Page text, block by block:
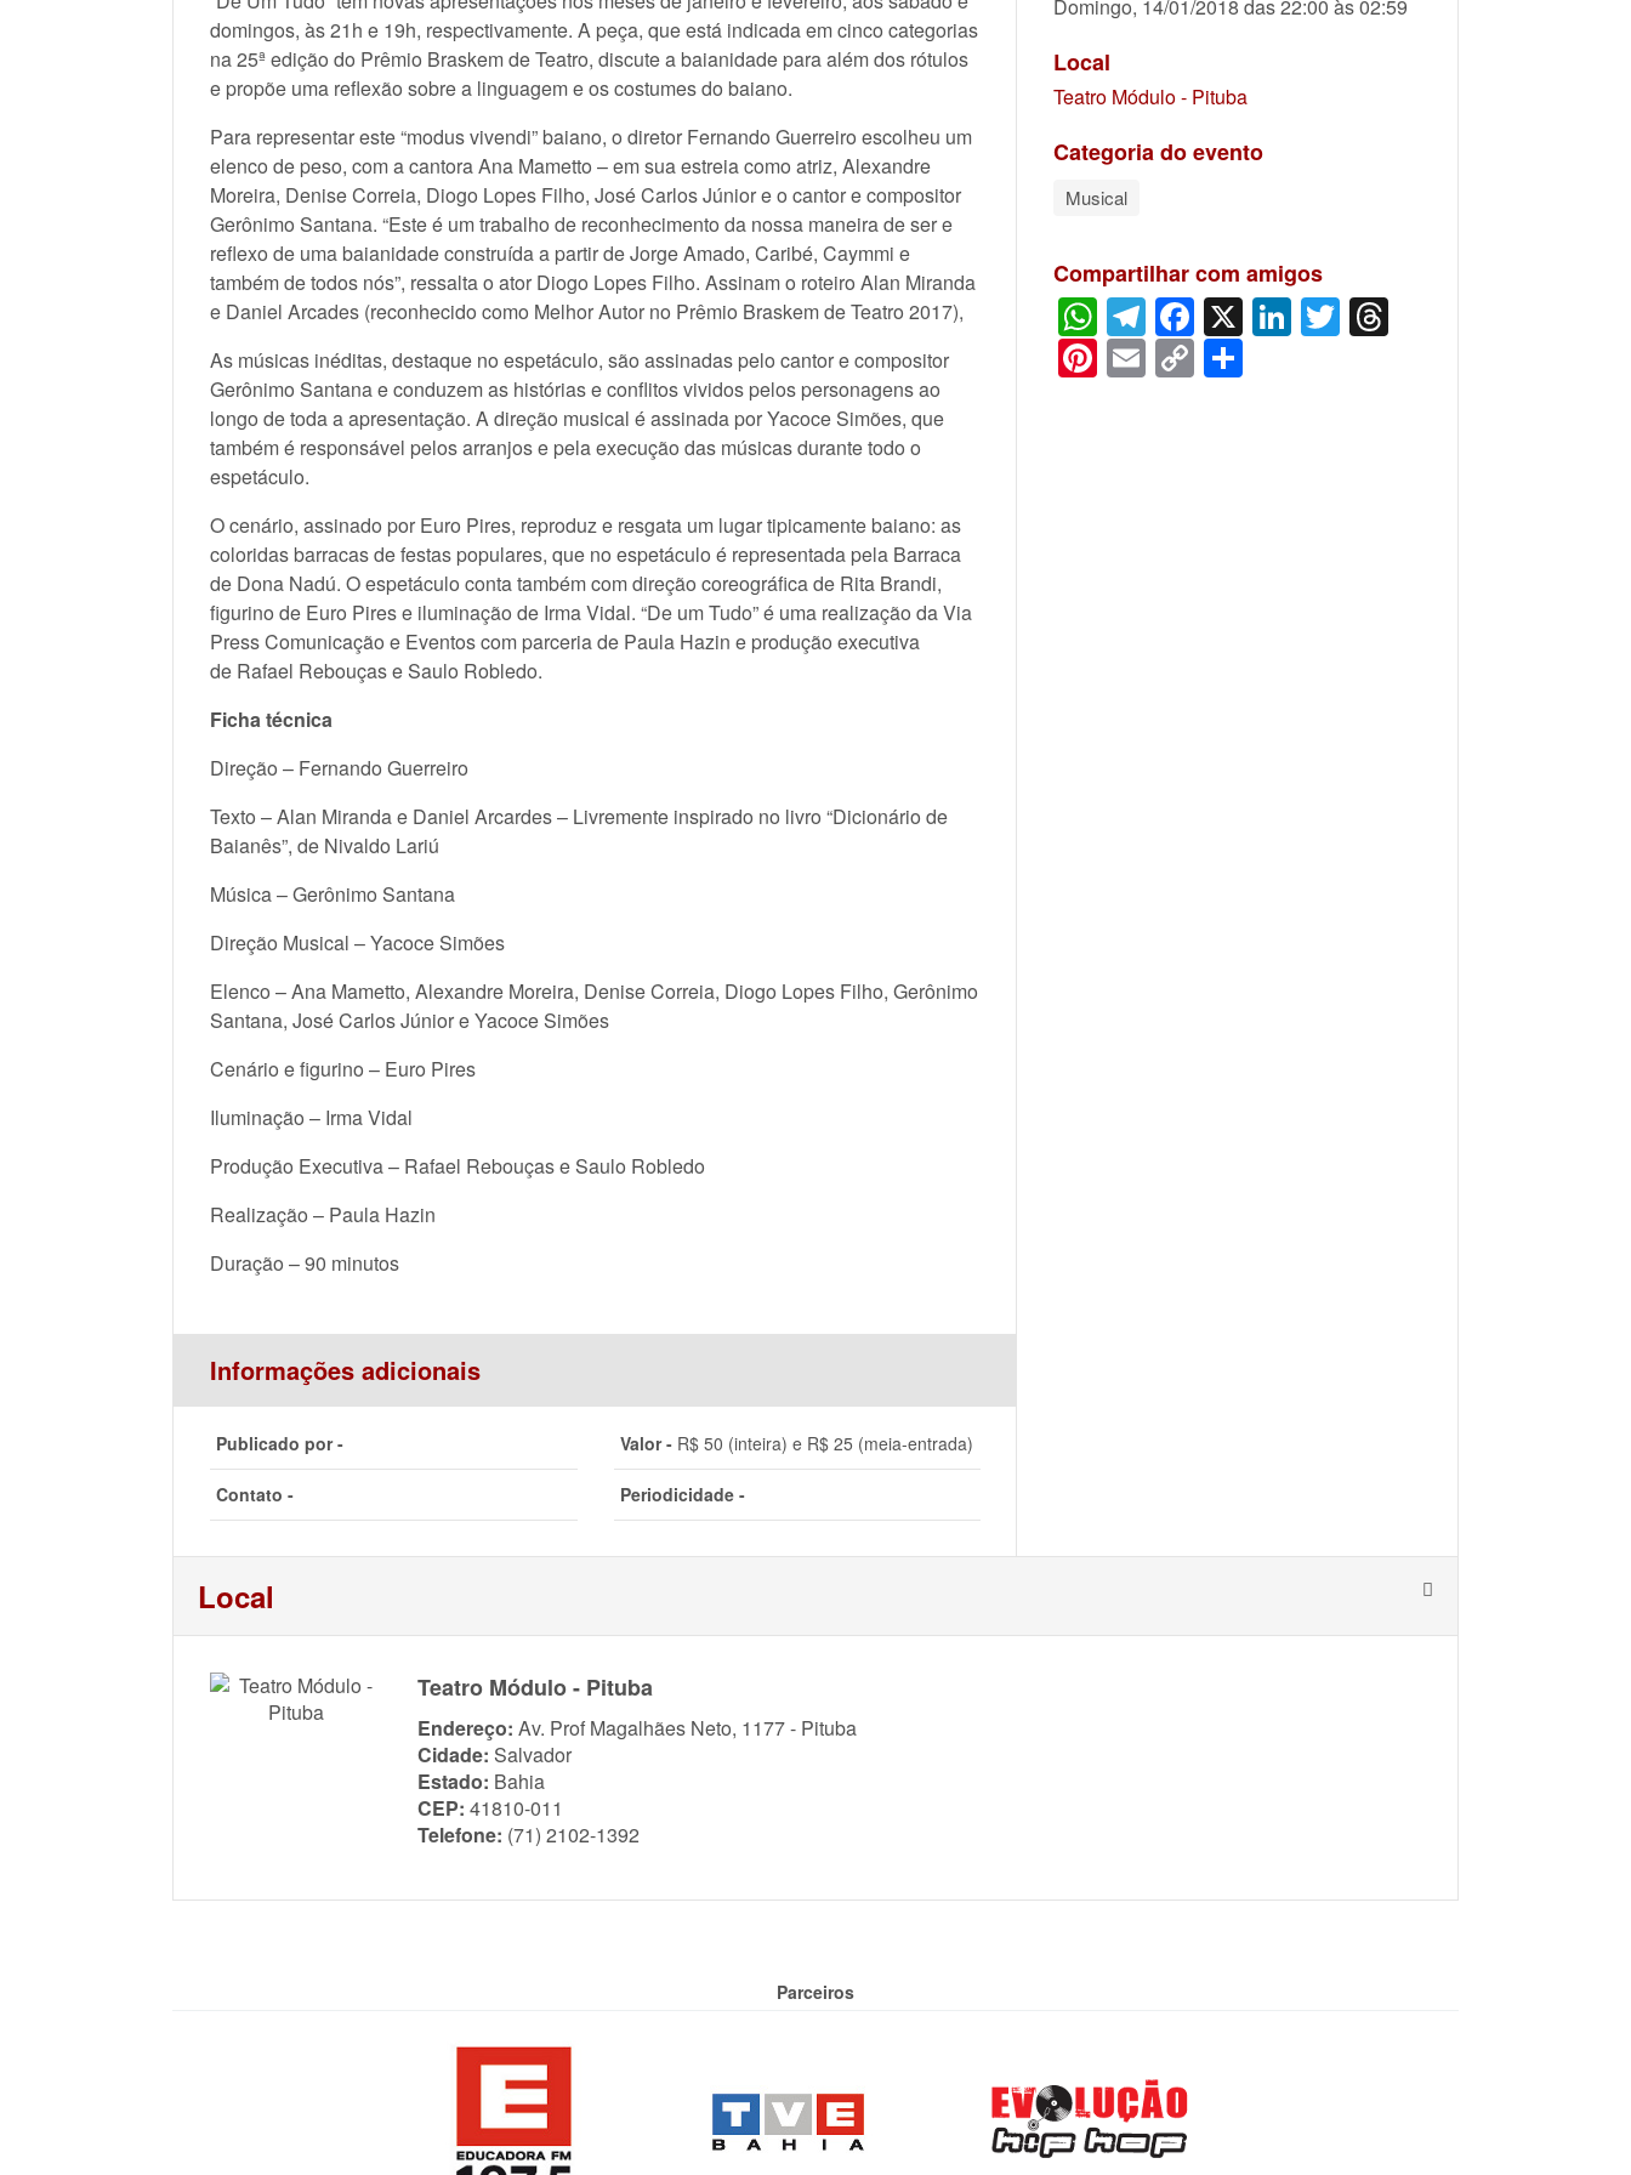
domingos, às 21h e 19h, respectivamente. A peça, que está indicada em cinco categorias
na 25ª edição do Prêmio Braskem de Teatro, discute a baianidade para além dos rótulos
e propõe uma reflexão sobre a linguagem e os costumes do baiano.
Para representar este “modus vivendi” baiano, o diretor Fernando Guerreiro escolheu um
elenco de peso, com a cantora Ana Mametto – em sua estreia como atriz, Alexandre
Moreira, Denise Correia, Diogo Lopes Filho, José Carlos Júnior e o cantor e compositor
Gerônimo Santana. “Este é um trabalho de reconhecimento da nossa maneira de ser e
reflexo de uma baianidade construída a partir de Jorge Amado, Caribé, Caymmi e
também de todos nós”, ressalta o ator Diogo Lopes Filho. Assinam o roteiro Alan Miranda
e Daniel Arcades (reconhecido como Melhor Autor no Prêmio Braskem de Teatro 2017),
As músicas inéditas, destaque no espetáculo, são assinadas pelo cantor e compositor
Gerônimo Santana e conduzem as histórias e conflitos vividos pelos personagens ao
longo de toda a apresentação. A direção musical é assinada por Yacoce Simões, que
também é responsável pelos arranjos e pela execução das músicas durante todo o
espetáculo.
O cenário, assinado por Euro Pires, reproduz e resgata um lugar tipicamente baiano: as
coloridas barracas de festas populares, que no espetáculo é representada pela Barraca
de Dona Nadú. O espetáculo conta também com direção coreográfica de Rita Brandi,
figurino de Euro Pires e iluminação de Irma Vidal. “De um Tudo” é uma realização da Via
Press Comunicação e Eventos com parceria de Paula Hazin e produção executiva
de Rafael Rebouças e Saulo Robledo.
Ficha técnica
Direção – Fernando Guerreiro
Texto – Alan Miranda e Daniel Arcardes – Livremente inspirado no livro “Dicionário de
Baianês”, de Nivaldo Lariú
Música – Gerônimo Santana
Direção Musical – Yacoce Simões
Elenco – Ana Mametto, Alexandre Moreira, Denise Correia, Diogo Lopes Filho, Gerônimo
Santana, José Carlos Júnior e Yacoce Simões
Cenário e figurino – Euro Pires
Iluminação – Irma Vidal
Produção Executiva – Rafael Rebouças e Saulo Robledo
Realização – Paula Hazin
Duração – 90 minutos
Informações adicionais
Publicado por - Valor -R$ 50 (inteira) e R$ 25 (meia-entrada)
Contato - Periodicidade -
Domingo, 14/01/2018 das 22:00 às 02:59
Local
Teatro Módulo - Pituba
Categoria do evento
Musical
Compartilhar com amigos
WhatsApp
Telegram
Facebook
X LinkedIn
Twitter
Pinterest
Email
Copy
Link
Local
Teatro Módulo - Pituba
Endereço: Av. Prof Magalhães Neto, 1177 - Pituba
Cidade: Salvador
Estado: Bahia
CEP: 41810-011
Telefone: (71) 2102-1392
Parceiros